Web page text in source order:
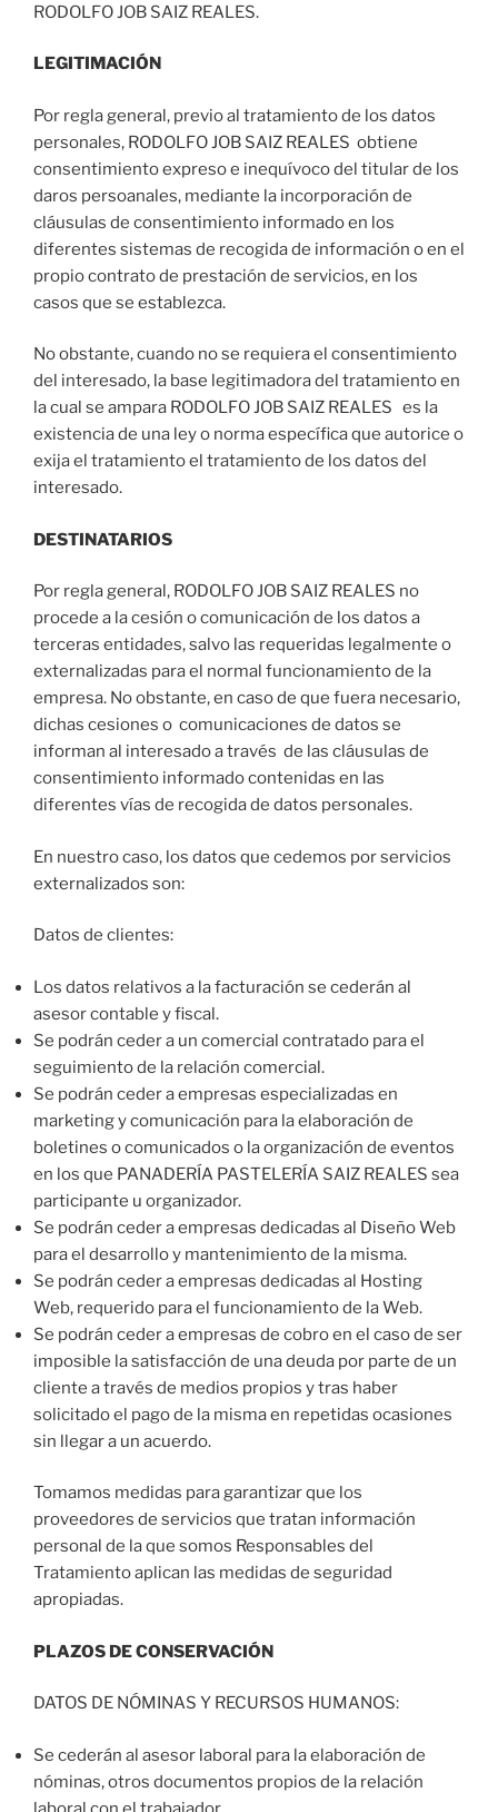
RODOLFO JOB SAIZ REALES.
LEGITIMACIÓN
Por regla general, previo al tratamiento de los datos
personales, RODOLFO JOB SAIZ REALES obtiene
consentimiento expreso e inequívoco del titular de los
daros persoanales, mediante la incorporación de
cláusulas de consentimiento informado en los
diferentes sistemas de recogida de información o en el
propio contrato de prestación de servicios, en los
casos que se establezca.
No obstante, cuando no se requiera el consentimiento
del interesado, la base legitimadora del tratamiento en
la cual se ampara RODOLFO JOB SAIZ REALES es la
existencia de una ley o norma específica que autorice o
exija el tratamiento el tratamiento de los datos del
interesado.
DESTINATARIOS
Por regla general, RODOLFO JOB SAIZ REALES no
procede a la cesión o comunicación de los datos a
terceras entidades, salvo las requeridas legalmente o
externalizadas para el normal funcionamiento de la
empresa. No obstante, en caso de que fuera necesario,
dichas cesiones o comunicaciones de datos se
informan al interesado a través de las cláusulas de
consentimiento informado contenidas en las
diferentes vías de recogida de datos personales.
En nuestro caso, los datos que cedemos por servicios
externalizados son:
Datos de clientes:
Los datos relativos a la facturación se cederán al
asesor contable y fiscal.
Se podrán ceder a un comercial contratado para el
seguimiento de la relación comercial.
Se podrán ceder a empresas especializadas en
marketing y comunicación para la elaboración de
boletines o comunicados o la organización de eventos
en los que PANADERÍA PASTELERÍA SAIZ REALES sea
participante u organizador.
Se podrán ceder a empresas dedicadas al Diseño Web
para el desarrollo y mantenimiento de la misma.
Se podrán ceder a empresas dedicadas al Hosting
Web, requerido para el funcionamiento de la Web.
Se podrán ceder a empresas de cobro en el caso de ser
imposible la satisfacción de una deuda por parte de un
cliente a través de medios propios y tras haber
solicitado el pago de la misma en repetidas ocasiones
sin llegar a un acuerdo.
Tomamos medidas para garantizar que los
proveedores de servicios que tratan información
personal de la que somos Responsables del
Tratamiento aplican las medidas de seguridad
apropiadas.
PLAZOS DE CONSERVACIÓN
DATOS DE NÓMINAS Y RECURSOS HUMANOS:
Se cederán al asesor laboral para la elaboración de
nóminas, otros documentos propios de la relación